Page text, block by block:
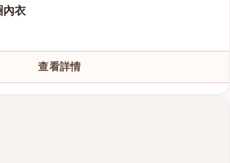
內衣
查看詳情